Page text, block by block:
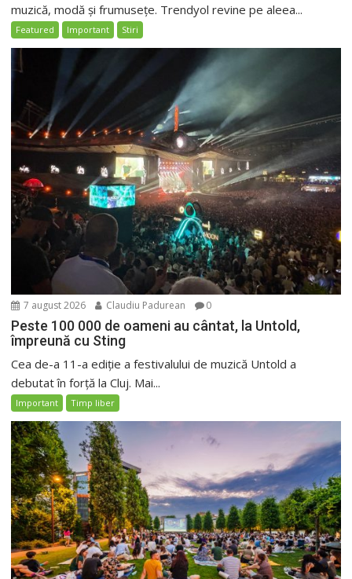
muzică, modă și frumusețe. Trendyol revine pe aleea...
Featured Important Stiri
7 august 2026 Claudiu Padurean 0
Peste 100 000 de oameni au cântat, la Untold,
împreună cu Sting
Cea de-a 11-a ediție a festivalului de muzică Untold a
debutat în forță la Cluj. Mai...
Important Timp liber